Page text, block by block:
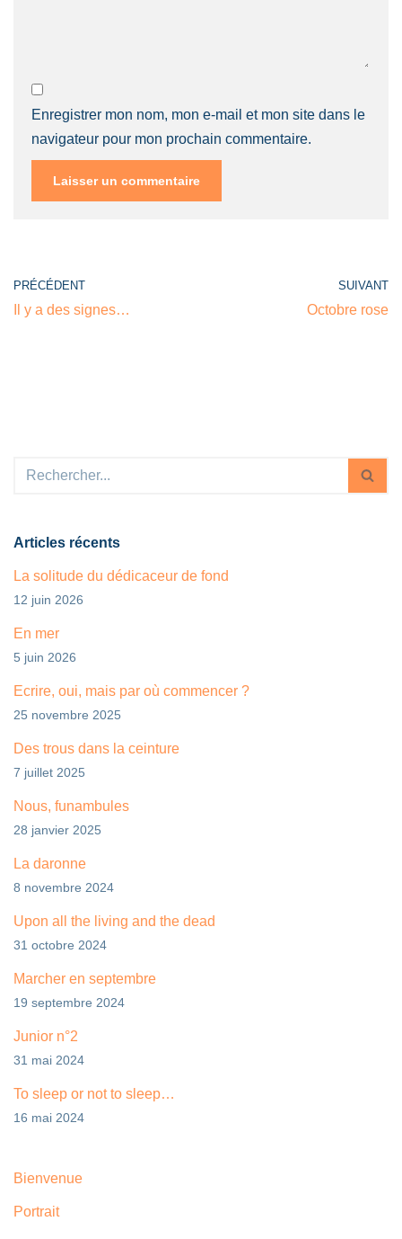
Enregistrer mon nom, mon e-mail et mon site dans le
navigateur pour mon prochain commentaire.
PRÉCÉDENT
Il y a des signes…
SUIVANT
Octobre rose
Articles récents
La solitude du dédicaceur de fond
12 juin 2026
En mer
5 juin 2026
Ecrire, oui, mais par où commencer ?
25 novembre 2025
Des trous dans la ceinture
7 juillet 2025
Nous, funambules
28 janvier 2025
La daronne
8 novembre 2024
Upon all the living and the dead
31 octobre 2024
Marcher en septembre
19 septembre 2024
Junior n°2
31 mai 2024
To sleep or not to sleep…
16 mai 2024
Bienvenue
Portrait